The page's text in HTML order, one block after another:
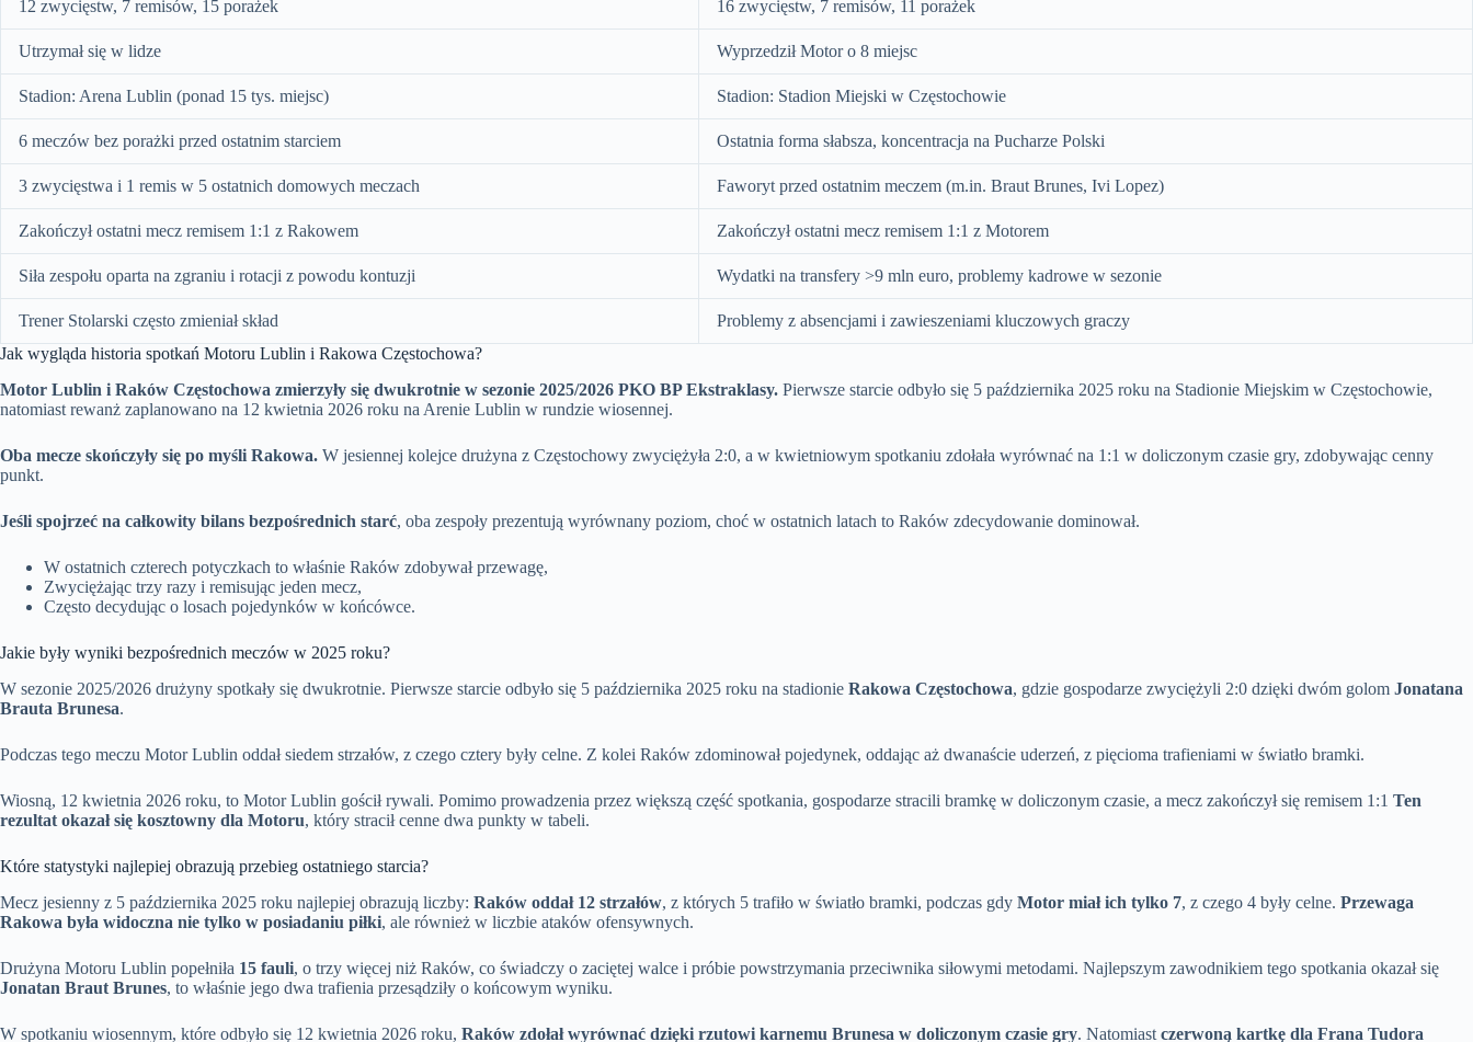
12 zwycięstw, 7 remisów, 15 porażek 16 zwycięstw, 7 remisów, 11 porażek
Utrzymał się w lidze Wyprzedził Motor o 8 miejsc
Stadion: Arena Lublin (ponad 15 tys. miejsc) Stadion: Stadion Miejski w Częstochowie
6 meczów bez porażki przed ostatnim starciem Ostatnia forma słabsza, koncentracja na Pucharze Polski
3 zwycięstwa i 1 remis w 5 ostatnich domowych meczach Faworyt przed ostatnim meczem (m.in. Braut Brunes, Ivi Lopez)
Zakończył ostatni mecz remisem 1:1 z Rakowem Zakończył ostatni mecz remisem 1:1 z Motorem
Siła zespołu oparta na zgraniu i rotacji z powodu kontuzji Wydatki na transfery >9 mln euro, problemy kadrowe w sezonie
Trener Stolarski często zmieniał skład
Problemy z absencjami i zawieszeniami kluczowych graczy
Jak wygląda historia spotkań Motoru Lublin i Rakowa Częstochowa?
Motor Lublin i Raków Częstochowa zmierzyły się dwukrotnie w sezonie 2025/2026 PKO BP Ekstraklasy. Pierwsze starcie odbyło się 5 października 2025 roku na Stadionie Miejskim w Częstochowie,
natomiast rewanż zaplanowano na 12 kwietnia 2026 roku na Arenie Lublin w rundzie wiosennej.
Oba mecze skończyły się po myśli Rakowa. W jesiennej kolejce drużyna z Częstochowy zwyciężyła 2:0, a w kwietniowym spotkaniu zdołała wyrównać na 1:1 w doliczonym czasie gry, zdobywając cenny
punkt.
Jeśli spojrzeć na całkowity bilans bezpośrednich starć, oba zespoły prezentują wyrównany poziom, choć w ostatnich latach to Raków zdecydowanie dominował.
W ostatnich czterech potyczkach to właśnie Raków zdobywał przewagę,
Zwyciężając trzy razy i remisując jeden mecz,
Często decydując o losach pojedynków w końcówce.
Jakie były wyniki bezpośrednich meczów w 2025 roku?
W sezonie 2025/2026 drużyny spotkały się dwukrotnie. Pierwsze starcie odbyło się 5 października 2025 roku na stadionie Rakowa Częstochowa, gdzie gospodarze zwyciężyli 2:0 dzięki dwóm golom Jonatana
Brauta Brunesa.
Podczas tego meczu Motor Lublin oddał siedem strzałów, z czego cztery były celne. Z kolei Raków zdominował pojedynek, oddając aż dwanaście uderzeń, z pięcioma trafieniami w światło bramki.
Wiosną, 12 kwietnia 2026 roku, to Motor Lublin gościł rywali. Pomimo prowadzenia przez większą część spotkania, gospodarze stracili bramkę w doliczonym czasie, a mecz zakończył się remisem 1:1 Ten
rezultat okazał się kosztowny dla Motoru, który stracił cenne dwa punkty w tabeli.
Które statystyki najlepiej obrazują przebieg ostatniego starcia?
Mecz jesienny z 5 października 2025 roku najlepiej obrazują liczby: Raków oddał 12 strzałów, z których 5 trafiło w światło bramki, podczas gdy Motor miał ich tylko 7, z czego 4 były celne. Przewaga
Rakowa była widoczna nie tylko w posiadaniu piłki, ale również w liczbie ataków ofensywnych.
Drużyna Motoru Lublin popełniła 15 fauli, o trzy więcej niż Raków, co świadczy o zaciętej walce i próbie powstrzymania przeciwnika siłowymi metodami. Najlepszym zawodnikiem tego spotkania okazał się
Jonatan Braut Brunes, to właśnie jego dwa trafienia przesądziły o końcowym wyniku.
W spotkaniu wiosennym, które odbyło się 12 kwietnia 2026 roku, Raków zdołał wyrównać dzięki rzutowi karnemu Brunesa w doliczonym czasie gry. Natomiast czerwoną kartkę dla Frana Tudora